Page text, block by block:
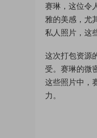
赛琳，这位令
雅的美感，尤
私人照片，这
这次打包资源
受。赛琳的微
这些照片中，
力。